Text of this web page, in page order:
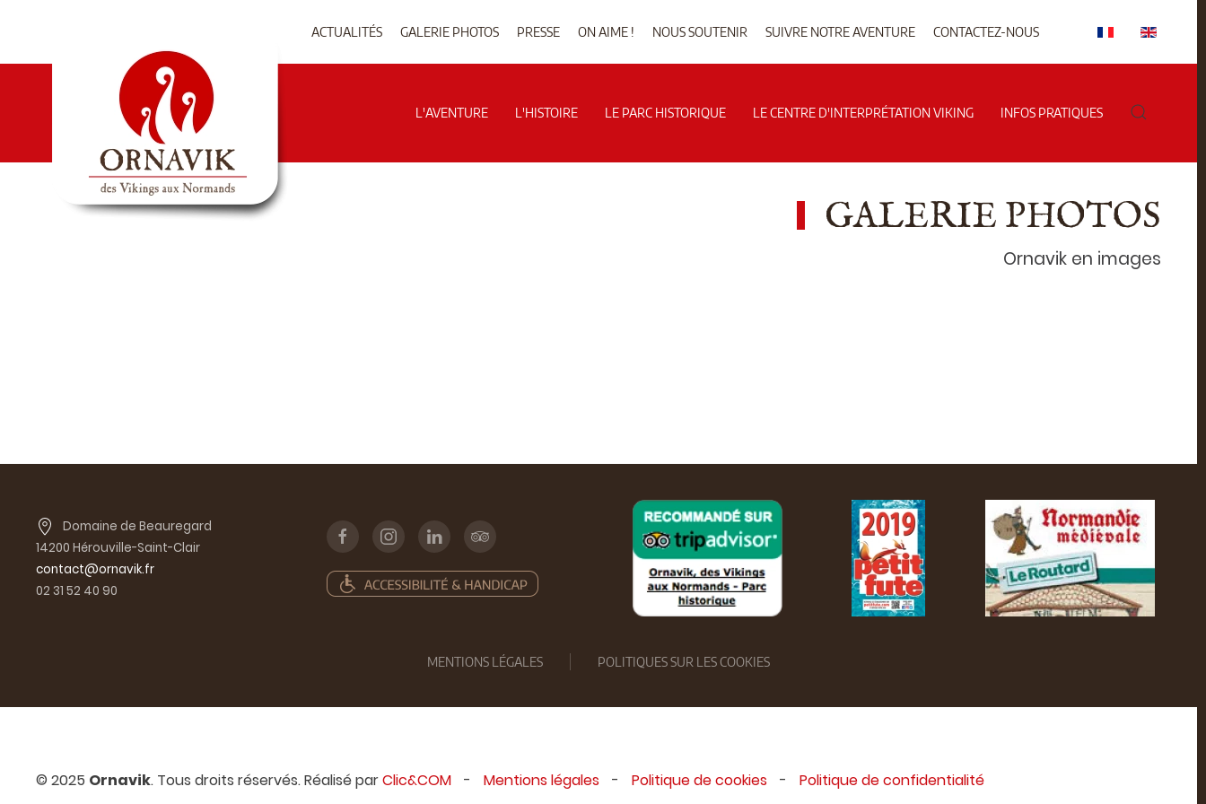
ACTUALITÉS GALERIE PHOTOS PRESSE ON AIME ! NOUS SOUTENIR SUIVRE NOTRE AVENTURE CONTACTEZ-NOUS
L'AVENTURE L'HISTOIRE LE PARC HISTORIQUE LE CENTRE D'INTERPRÉTATION VIKING INFOS PRATIQUES
GALERIE PHOTOS
Ornavik en images
Domaine de Beauregard
14200 Hérouville-Saint-Clair
contact@ornavik.fr
02 31 52 40 90
MENTIONS LÉGALES POLITIQUES SUR LES COOKIES
© 2025 Ornavik. Tous droits réservés. Réalisé parClic&COM - Mentions légales - Politique de cookies - Politique de confidentialité